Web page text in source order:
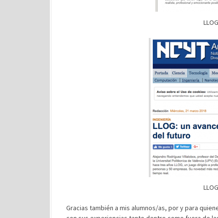
Gracias también a mis alumnos/as, por y para